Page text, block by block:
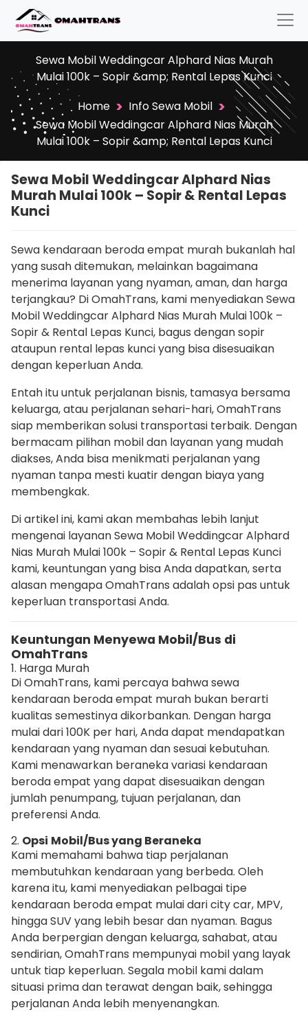
Sewa Mobil Weddingcar Alphard Nias Murah
Mulai 100k – Sopir &amp; Rental Lepas Kunci
Home > Info Sewa Mobil >
Sewa Mobil Weddingcar Alphard Nias Murah
Mulai 100k – Sopir &amp; Rental Lepas Kunci
Sewa Mobil Weddingcar Alphard Nias
Murah Mulai 100k – Sopir & Rental Lepas
Kunci
Sewa kendaraan beroda empat murah bukanlah hal
yang susah ditemukan, melainkan bagaimana
menerima layanan yang nyaman, aman, dan harga
terjangkau? Di OmahTrans, kami menyediakan Sewa
Mobil Weddingcar Alphard Nias Murah Mulai 100k –
Sopir & Rental Lepas Kunci, bagus dengan sopir
ataupun rental lepas kunci yang bisa disesuaikan
dengan keperluan Anda.
Entah itu untuk perjalanan bisnis, tamasya bersama
keluarga, atau perjalanan sehari-hari, OmahTrans
siap memberikan solusi transportasi terbaik. Dengan
bermacam pilihan mobil dan layanan yang mudah
diakses, Anda bisa menikmati perjalanan yang
nyaman tanpa mesti kuatir dengan biaya yang
membengkak.
Di artikel ini, kami akan membahas lebih lanjut
mengenai layanan Sewa Mobil Weddingcar Alphard
Nias Murah Mulai 100k – Sopir & Rental Lepas Kunci
kami, keuntungan yang bisa Anda dapatkan, serta
alasan mengapa OmahTrans adalah opsi pas untuk
keperluan transportasi Anda.
Keuntungan Menyewa Mobil/Bus di
OmahTrans
1. Harga Murah
Di OmahTrans, kami percaya bahwa sewa
kendaraan beroda empat murah bukan berarti
kualitas semestinya dikorbankan. Dengan harga
mulai dari 100K per hari, Anda dapat mendapatkan
kendaraan yang nyaman dan sesuai kebutuhan.
Kami menawarkan beraneka variasi kendaraan
beroda empat yang dapat disesuaikan dengan
jumlah penumpang, tujuan perjalanan, dan
preferensi Anda.
2. Opsi Mobil/Bus yang Beraneka
Kami memahami bahwa tiap perjalanan
membutuhkan kendaraan yang berbeda. Oleh
karena itu, kami menyediakan pelbagai tipe
kendaraan beroda empat mulai dari city car, MPV,
hingga SUV yang lebih besar dan nyaman. Bagus
Anda berpergian dengan keluarga, sahabat, atau
sendirian, OmahTrans mempunyai mobil yang layak
untuk tiap keperluan. Segala mobil kami dalam
situasi prima dan terawat dengan baik, sehingga
perjalanan Anda lebih menyenangkan.